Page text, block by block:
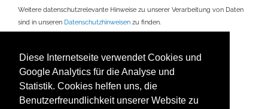
Diese Internetseite verwendet Cookies und
Google Analytics für die Analyse und
Statistik. Cookies helfen uns, die
Benutzerfreundlichkeit unserer Website zu
Weitere datenschutzrelevante Hinweise zu unserer Verarbeitung von Daten
sind in unseren Datenschutzhinweisen zu finden.
Senden